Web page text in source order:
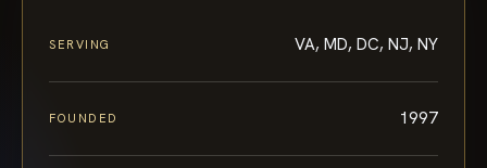
SERVING VA, MD, DC, NJ, NY
FOUNDED 1997